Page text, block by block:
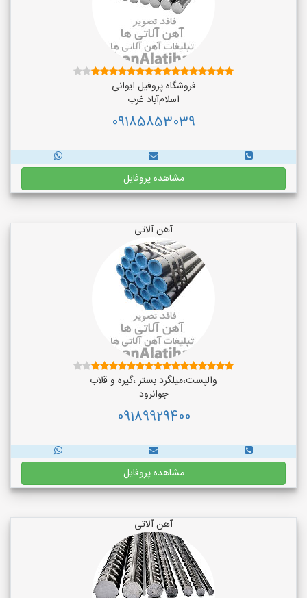
فروشگاه پروفیل ایوانی
اسلام‌آباد غرب
09185853039
مشاهده پروفایل
آهن آلاتی
والپست،میلگرد بستر ،گیره و قلاب
جوانرود
09189929400
مشاهده پروفایل
آهن آلاتی